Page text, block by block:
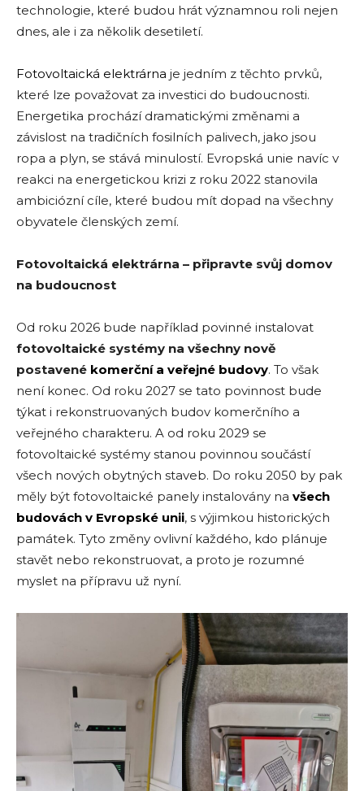
technologie, které budou hrát významnou roli nejen
dnes, ale i za několik desetiletí.
Fotovoltaická elektrárna je jedním z těchto prvků,
které lze považovat za investici do budoucnosti.
Energetika prochází dramatickými změnami a
závislost na tradičních fosilních palivech, jako jsou
ropa a plyn, se stává minulostí. Evropská unie navíc v
reakci na energetickou krizi z roku 2022 stanovila
ambiciózní cíle, které budou mít dopad na všechny
obyvatele členských zemí.
Fotovoltaická elektrárna – připravte svůj domov
na budoucnost
Od roku 2026 bude například povinné instalovat
fotovoltaické systémy na všechny nově
postavené komerční a veřejné budovy. To však
není konec. Od roku 2027 se tato povinnost bude
týkat i rekonstruovaných budov komerčního a
veřejného charakteru. A od roku 2029 se
fotovoltaické systémy stanou povinnou součástí
všech nových obytných staveb. Do roku 2050 by pak
měly být fotovoltaické panely instalovány na všech
budovách v Evropské unii, s výjimkou historických
památek. Tyto změny ovlivní každého, kdo plánuje
stavět nebo rekonstruovat, a proto je rozumné
myslet na přípravu už nyní.